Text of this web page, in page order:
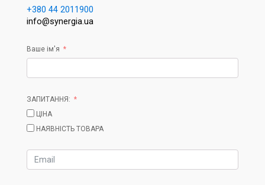
+380 44 2011900
info@synergia.ua
Ваше ім'я
ЗАПИТАННЯ:
ЦІНА
НАЯВНІСТЬ ТОВАРА